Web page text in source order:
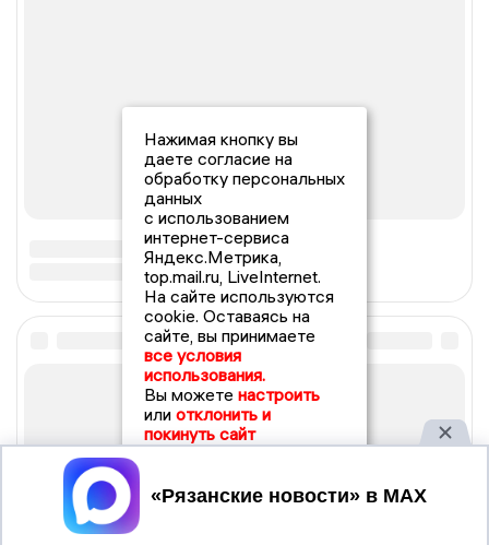
Нажимая кнопку вы
даете согласие на
обработку персональных
данных
с использованием
интернет-сервиса
Яндекс.Метрика,
top.mail.ru, LiveInternet.
На сайте используются
cookie. Оставаясь на
сайте, вы принимаете
все условия
использования.
Вы можете настроить
или отклонить и
покинуть сайт
Принять